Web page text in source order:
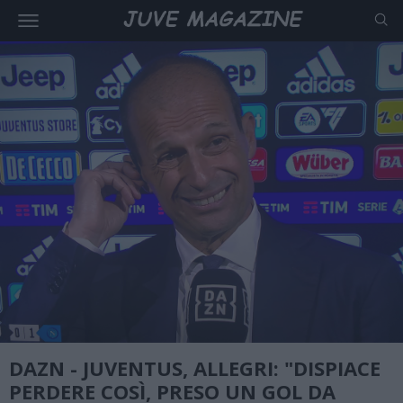
DAZN - JUVENTUS, ALLEGRI: "DISPIACE
PERDERE COSÌ, PRESO UN GOL DA